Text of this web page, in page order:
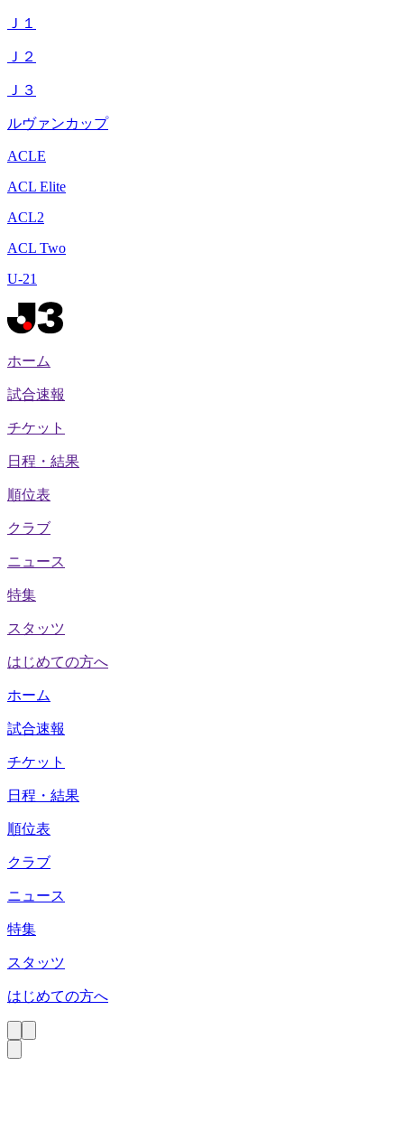
Ｊ１
Ｊ２
Ｊ３
ルヴァンカップ
ACLE
ACL Elite
ACL2
ACL Two
U-21
ホーム
試合速報
チケット
日程・結果
順位表
クラブ
ニュース
特集
スタッツ
はじめての方へ
ホーム
試合速報
チケット
日程・結果
順位表
クラブ
ニュース
特集
スタッツ
はじめての方へ